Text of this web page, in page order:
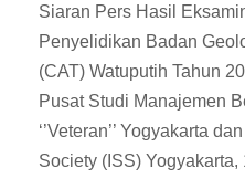
Siaran Pers Hasil
Penyelidikan Badan
(CAT) Watuputih Tahun
Pusat Studi Manajemen
‘’Veteran’’ Yogyakarta
Society (ISS)